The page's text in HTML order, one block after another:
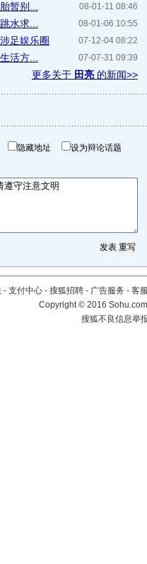
08-01-11 08:46
暂别...
08-01-06 10:55
水求...
07-12-04 08:22
足娱乐圈
07-07-31 09:39
活方...
更多关于 田亮 的新闻>>
隐藏地址 设为辩论话题
- 支付中心 - 搜狐招聘 - 广告服务 - 客
Copyright©2016
搜狐不良信息举